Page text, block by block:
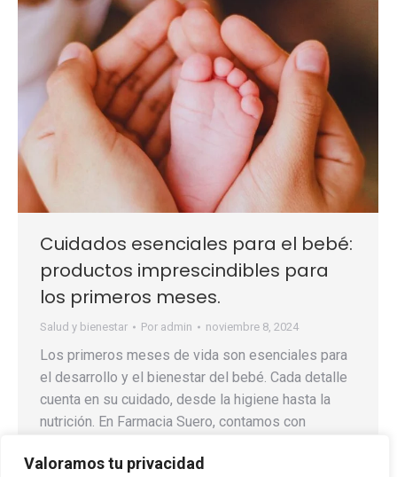
Valoramos tu privacidad
Cuidados esenciales para el bebé:
productos imprescindibles para
los primeros meses.
Salud y bienestar Por admin noviembre 8, 2024
Los primeros meses de vida son esenciales para
el desarrollo y el bienestar del bebé. Cada detalle
cuenta en su cuidado, desde la higiene hasta la
nutrición. En Farmacia Suero, contamos con
tan importante y te ofrecemos algunos consejos